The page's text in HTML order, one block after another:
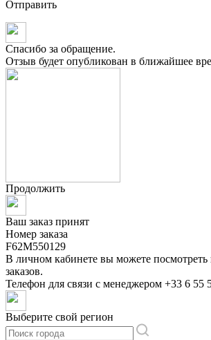
Отправить
Спасибо за обращение.
Отзыв будет опубликован в ближайшее
Продолжить
Ваш заказ принят
Номер заказа
F62M550129
В личном кабинете вы можете
заказов.
Телефон для связи с менеджером +33 6 55
Выберите свой регион